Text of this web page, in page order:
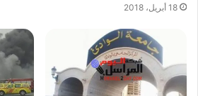
18 أبريل، 2018